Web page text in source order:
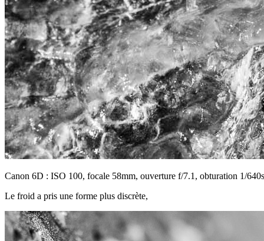
Canon 6D : ISO 100, focale 58mm, ouverture f/7.1, obturation 1/640s
Le froid a pris une forme plus discrète,